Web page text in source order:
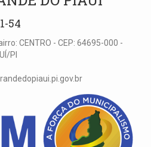
54
CENTRO - CEP: 64695-000 -
PI